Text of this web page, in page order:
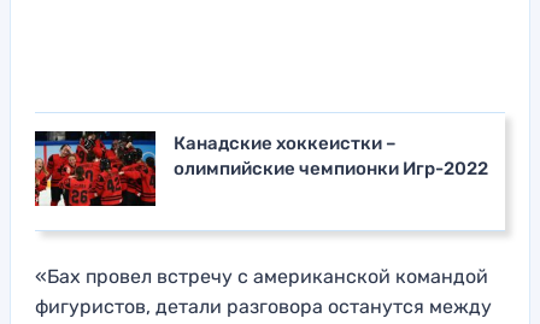
Канадские хоккеистки –
олимпийские чемпионки Игр-2022
«Бах провел встречу с американской командой
фигуристов, детали разговора останутся между